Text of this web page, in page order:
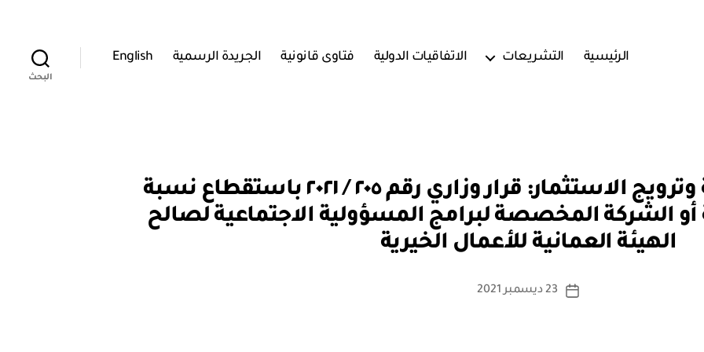
الرئيسية التشريعات الاتفاقيات الدولية فتاوى قانونية الجريدة الرسمية English
البحث
وزارة التجارة والصناعة وترويج الاستثمار: قرار وزاري رقم ٢٠٥ / ٢٠٢١ باستقطاع نسبة
الشركة المخصصة لبرامج المسؤولية الاجتماعية لصالح
الهيئة العمانية للأعمال الخيرية
كاتب
بو
س
ة
تاريخ
23 ديسمبر 2021